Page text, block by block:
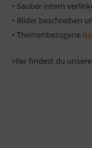
• Sauber intern
• Bilder beschreiben
• Themenbezogene
Hier findest du